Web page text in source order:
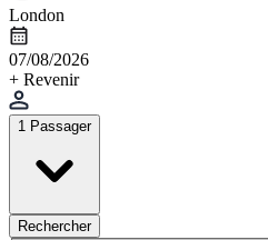
London
07/08/2026
+ Revenir
1 Passager
Rechercher